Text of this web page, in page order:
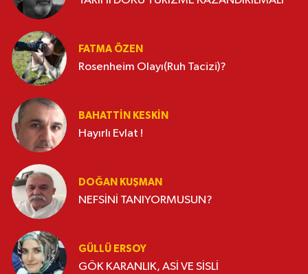
FATMA ÖZEN
Rosenheim Olayı(Ruh Tacizi)?
BAHATTIN KESKİN
Hayırlı Evlat !
DOĞAN KUŞMAN
NEFSİNİ TANIYORMUSUN?
GÜLLÜ ERSOY
GÖK KARANLIK, ASİ VE SİSLİ